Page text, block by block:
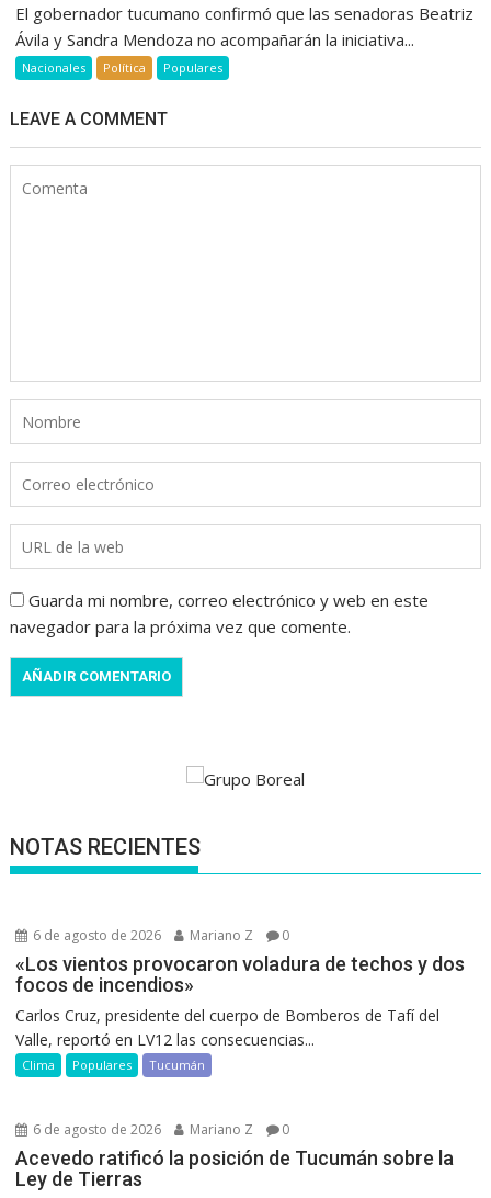
El gobernador tucumano confirmó que las senadoras Beatriz
Ávila y Sandra Mendoza no acompañarán la iniciativa...
Nacionales Política Populares
LEAVE A COMMENT
Guarda mi nombre, correo electrónico y web en este
navegador para la próxima vez que comente.
NOTAS RECIENTES
6 de agosto de 2026 Mariano Z 0
«Los vientos provocaron voladura de techos y dos
focos de incendios»
Carlos Cruz, presidente del cuerpo de Bomberos de Tafí del
Valle, reportó en LV12 las consecuencias...
Clima Populares Tucumán
6 de agosto de 2026 Mariano Z 0
Acevedo ratificó la posición de Tucumán sobre la
Ley de Tierras